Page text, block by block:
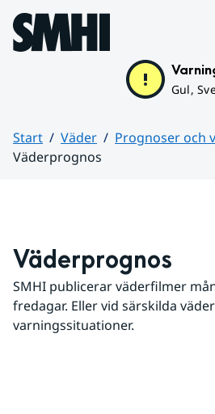
Hoppa till sidans innehåll
Gul,
Start Väder
Prognoser och
Väderprognos
Väderprognos
SMHI publicerar väderfilmer
fredagar. Eller vid särskilda
varningssituationer.